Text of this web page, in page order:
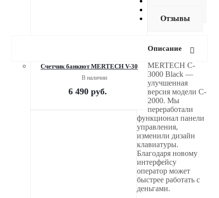
Счетчик банкнот MERTECH V-30
В наличии
6 490руб.
Отзывы
Описание
MERTECH C-
3000 Black —
улучшенная
версия модели C-
2000. Мы
переработали
функционал панели
управления,
изменили дизайн
клавиатуры.
Благодаря новому
интерфейсу
оператор может
быстрее работать с
деньгами.